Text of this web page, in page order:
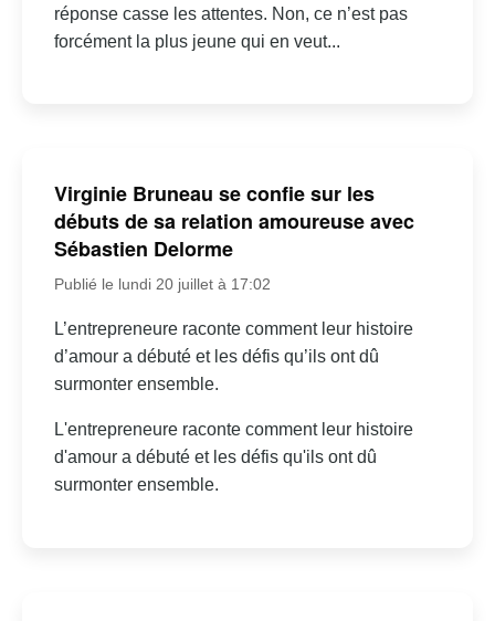
réponse casse les attentes. Non, ce n’est pas
forcément la plus jeune qui en veut...
Virginie Bruneau se confie sur les
débuts de sa relation amoureuse avec
Sébastien Delorme
Publié le lundi 20 juillet à 17:02
L’entrepreneure raconte comment leur histoire
d’amour a débuté et les défis qu’ils ont dû
surmonter ensemble.
L'entrepreneure raconte comment leur histoire
d'amour a débuté et les défis qu'ils ont dû
surmonter ensemble.